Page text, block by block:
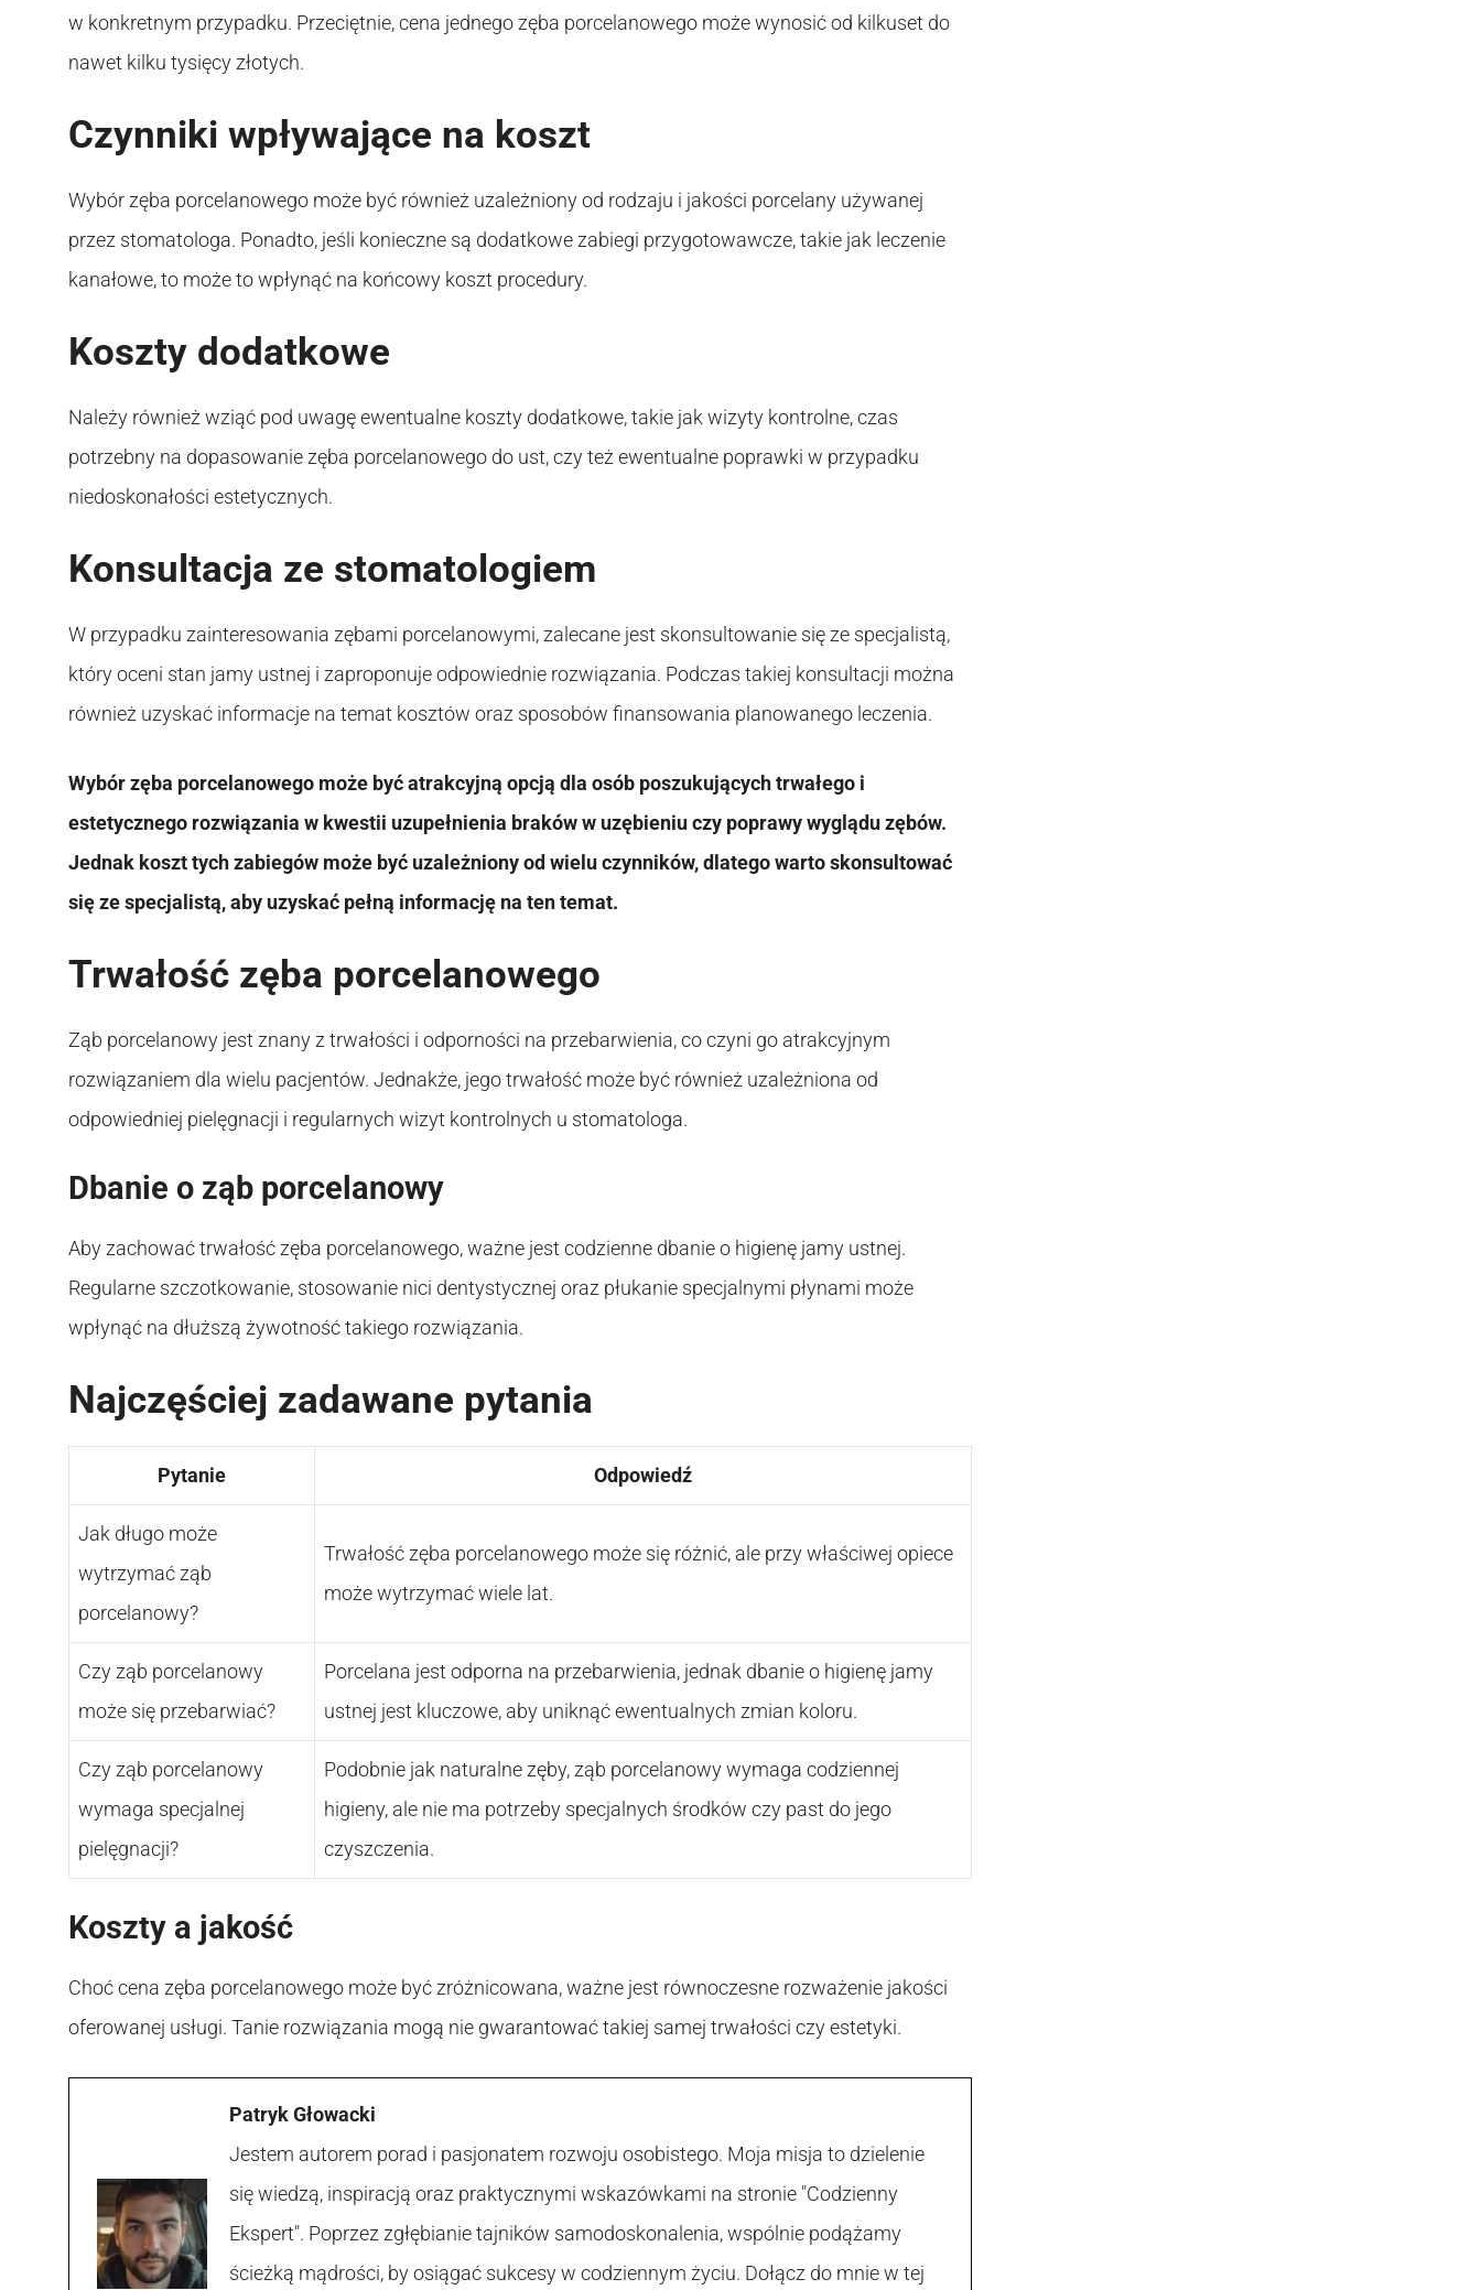
w konkretnym przypadku. Przeciętnie, cena jednego zęba porcelanowego może wynosić od kilkuset do
nawet kilku tysięcy złotych.
Czynniki wpływające na koszt
Wybór zęba porcelanowego może być również uzależniony od rodzaju i jakości porcelany używanej
przez stomatologa. Ponadto, jeśli konieczne są dodatkowe zabiegi przygotowawcze, takie jak leczenie
kanałowe, to może to wpłynąć na końcowy koszt procedury.
Koszty dodatkowe
Należy również wziąć pod uwagę ewentualne koszty dodatkowe, takie jak wizyty kontrolne, czas
potrzebny na dopasowanie zęba porcelanowego do ust, czy też ewentualne poprawki w przypadku
niedoskonałości estetycznych.
Konsultacja ze stomatologiem
W przypadku zainteresowania zębami porcelanowymi, zalecane jest skonsultowanie się ze specjalistą,
który oceni stan jamy ustnej i zaproponuje odpowiednie rozwiązania. Podczas takiej konsultacji można
również uzyskać informacje na temat kosztów oraz sposobów finansowania planowanego leczenia.
Wybór zęba porcelanowego może być atrakcyjną opcją dla osób poszukujących trwałego i
estetycznego rozwiązania w kwestii uzupełnienia braków w uzębieniu czy poprawy wyglądu zębów.
Jednak koszt tych zabiegów może być uzależniony od wielu czynników, dlatego warto skonsultować
się ze specjalistą, aby uzyskać pełną informację na ten temat.
Trwałość zęba porcelanowego
Ząb porcelanowy jest znany z trwałości i odporności na przebarwienia, co czyni go atrakcyjnym
rozwiązaniem dla wielu pacjentów. Jednakże, jego trwałość może być również uzależniona od
odpowiedniej pielęgnacji i regularnych wizyt kontrolnych u stomatologa.
Dbanie o ząb porcelanowy
Aby zachować trwałość zęba porcelanowego, ważne jest codzienne dbanie o higienę jamy ustnej.
Regularne szczotkowanie, stosowanie nici dentystycznej oraz płukanie specjalnymi płynami może
wpłynąć na dłuższą żywotność takiego rozwiązania.
Najczęściej zadawane pytania
Pytanie Odpowiedź
Jak długo może
wytrzymać ząb
porcelanowy?
Trwałość zęba porcelanowego może się różnić, ale przy właściwej opiece
może wytrzymać wiele lat.
Czy ząb porcelanowy
może się przebarwiać?
Porcelana jest odporna na przebarwienia, jednak dbanie o higienę jamy
ustnej jest kluczowe, aby uniknąć ewentualnych zmian koloru.
Czy ząb porcelanowy
wymaga specjalnej
pielęgnacji?
Podobnie jak naturalne zęby, ząb porcelanowy wymaga codziennej
higieny, ale nie ma potrzeby specjalnych środków czy past do jego
czyszczenia.
Koszty a jakość
Choć cena zęba porcelanowego może być zróżnicowana, ważne jest równoczesne rozważenie jakości
oferowanej usługi. Tanie rozwiązania mogą nie gwarantować takiej samej trwałości czy estetyki.
Patryk Głowacki
Jestem autorem porad i pasjonatem rozwoju osobistego. Moja misja to dzielenie
się wiedzą, inspiracją oraz praktycznymi wskazówkami na stronie "Codzienny
Ekspert". Poprzez zgłębianie tajników samodoskonalenia, wspólnie podążamy
ścieżką mądrości, by osiągać sukcesy w codziennym życiu. Dołącz do mnie w tej